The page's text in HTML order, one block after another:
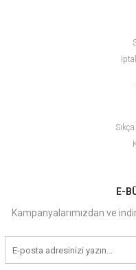
E-
Kampanyalarımızdan ve